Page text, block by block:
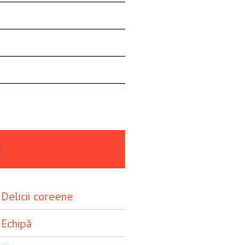
Delicii coreene
Echipă